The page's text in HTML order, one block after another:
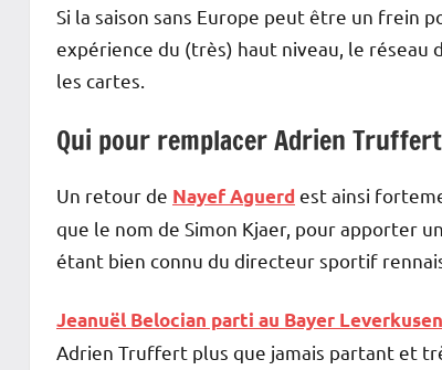
Si la saison sans Europe peut être un frein
expérience du (très) haut niveau, le
les cartes.
Qui pour remplacer Adrien
Un retour de Nayef Aguerd est ainsi
que le nom de Simon Kjaer, pour apporter
étant bien connu du directeur sportif
Jeanuël Belocian parti au Bayer Leverkusen
Adrien Truffert plus que jamais partant et